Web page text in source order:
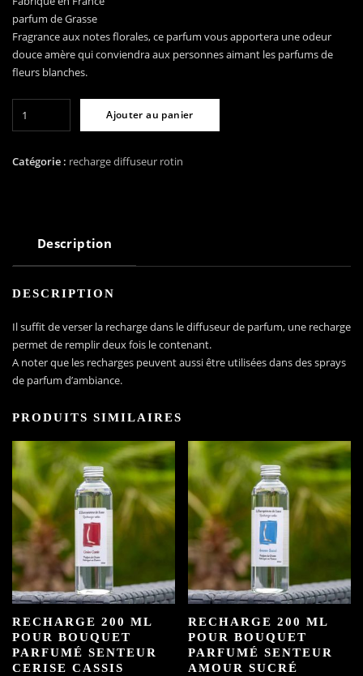
parfum de Grasse
Fragrance aux notes florales, ce parfum vous apportera une odeur
douce amère qui conviendra aux personnes aimant les parfums de
fleurs blanches.
200
senteur
Fleur
Ajouter au panier
Catégorie : recharge diffuseur rotin
Description
DESCRIPTION
Il suffit de verser la recharge dans le diffuseur de parfum, une recharge
permet de remplir deux fois le contenant.
A noter que les recharges peuvent aussi être utilisées dans des sprays
de parfum d’ambiance.
PRODUITS SIMILAIRES
RECHARGE 200 ML
POUR BOUQUET
PARFUMÉ SENTEUR
CERISE CASSIS
RECHARGE 200 ML
POUR BOUQUET
PARFUMÉ SENTEUR
AMOUR SUCRÉ